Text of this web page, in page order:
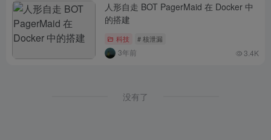
人形自走 BOT PagerMaid 在 Docker 中
的搭建
科技 # 核泄漏
3年前 3.4K
没有了